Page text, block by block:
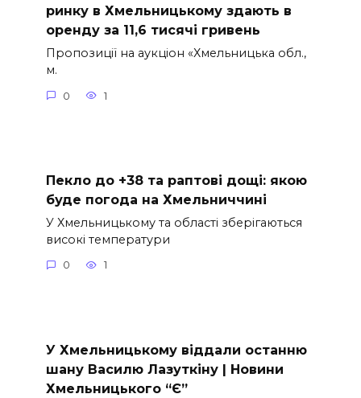
ринку в Хмельницькому здають в
оренду за 11,6 тисячі гривень
Пропозиції на аукціон «Хмельницька обл.,
м.
0 1
Пекло до +38 та раптові дощі: якою
буде погода на Хмельниччині
У Хмельницькому та області зберігаються
високі температури
0 1
У Хмельницькому віддали останню
шану Василю Лазуткіну | Новини
Хмельницького “Є”